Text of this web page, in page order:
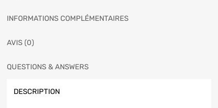
INFORMATIONS COMPLÉMENTAIRES
AVIS (0)
QUESTIONS & ANSWERS
DESCRIPTION